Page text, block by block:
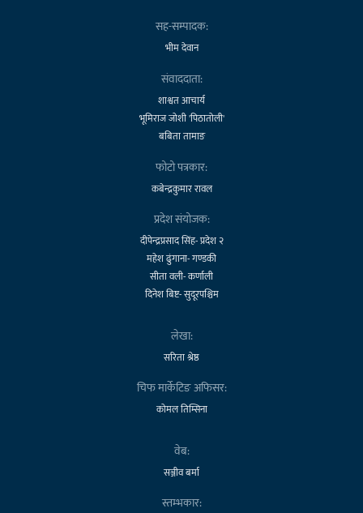
सह-सम्पादक:
भीम देवान
संवाददाता:
शाश्वत आचार्य
भूमिराज जोशी 'पिठातोली'
बबिता तामाङ
फोटो पत्रकार:
कबेन्द्रकुमार रावल
प्रदेश संयोजक:
दीपेन्द्रप्रसाद सिंह- प्रदेश २
महेश ढुंगाना- गण्डकी
सीता वली- कर्णाली
दिनेश बिष्ट- सुदूरपश्चिम
लेखा:
सरिता श्रेष्ठ
चिफ मार्केटिङ अफिसर:
कोमल तिम्सिना
वेब:
सञ्जीव बर्मा
स्तम्भकार: